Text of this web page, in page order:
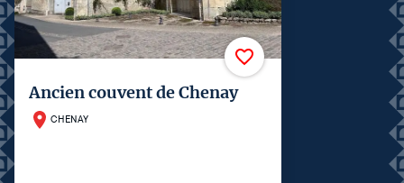
Ancien couvent de Chenay
CHENAY